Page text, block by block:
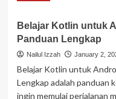
Panduan
Belajar
Android
untuk
Pemula
Mulai
Belajar Kotlin untuk
Panduan Lengkap
Nailul Izzah January 2,
Belajar Kotlin untuk
Lengkap adalah panduan
ingin memulai perjalanan